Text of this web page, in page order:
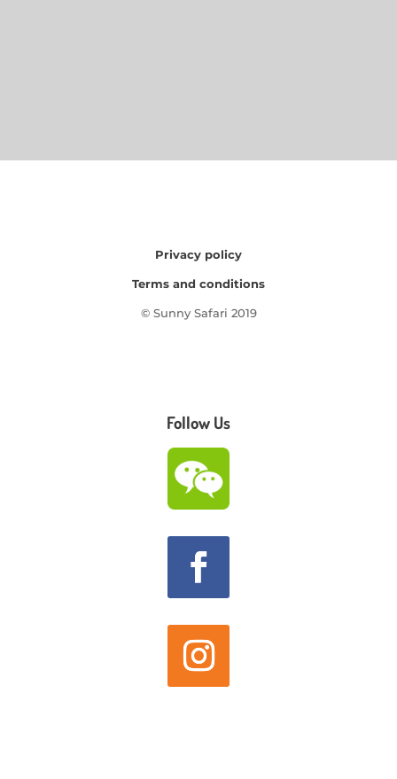
Privacy policy
Terms and conditions
© Sunny Safari 2019
Follow Us